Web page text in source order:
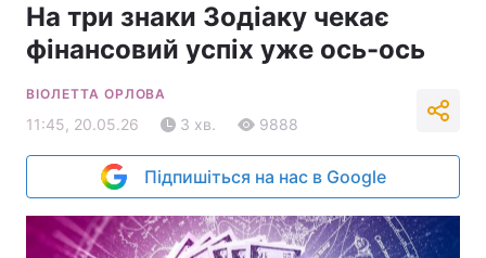
На три знаки Зодіаку чекає
фінансовий успіх уже ось-ось
ВІОЛЕТТА ОРЛОВА
11:45, 20.05.26 3 хв. 9888
Підпишіться на нас в Google